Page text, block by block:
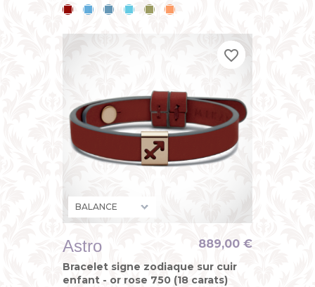
ASTRO est évolutif. Horoscope du jour :
CeriseBleuBleuBleuKakiMandarine
Astro
Bracelet signe zodiaque sur cuir
enfant - or rose 750 (18 carats)
889,00 €
favorite_border
favorite_border
favorite_border